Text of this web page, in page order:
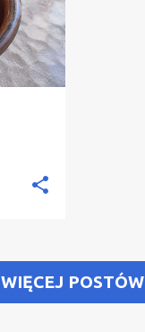
WIĘCEJ POSTÓW